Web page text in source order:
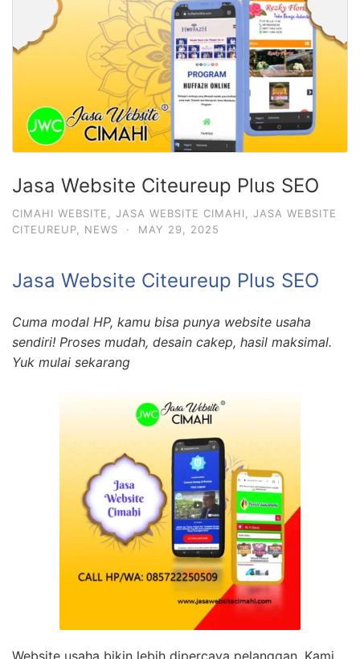
Jasa Website Citeureup Plus SEO
CIMAHI WEBSITE JASA WEBSITE CIMAHI
JASA WEBSITE
CITEUREUP
NEWS · MAY 29, 2025
Jasa Website Citeureup Plus SEO
Cuma modal HP, kamu bisa punya website usaha
sendiri! Proses mudah, desain cakep, hasil maksimal.
Yuk mulai sekarang
Website usaha bikin lebih dipercaya pelanggan. Kami